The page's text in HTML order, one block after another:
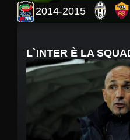
2014-2015
L`INTER È LA